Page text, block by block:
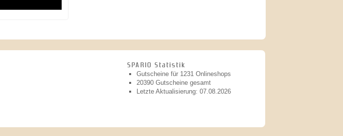
SPARIO Statistik
Gutscheine für 1231 Onlineshops
20390 Gutscheine gesamt
Letzte Aktualisierung: 07.08.2026